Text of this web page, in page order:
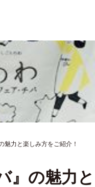
魅力と楽しみ方をご紹介！
』の魅力と